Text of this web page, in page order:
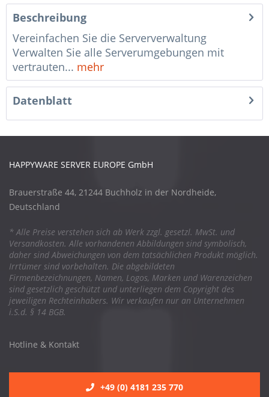
Beschreibung
Vereinfachen Sie die Serververwaltung
Verwalten Sie alle Serverumgebungen mit
vertrauten... mehr
Datenblatt
HAPPYWARE SERVER EUROPE GmbH
Brauerstraße 44, 21244 Buchholz in der Nordheide,
Deutschland
* Alle Preise verstehen sich ab Werk zzgl. gesetzl. MwSt. und
Versandkosten. Alle vorhandenen Abbildungen sind symbolisch,
daher sind Abweichungen von dem tatsächlichen Produkt möglich.
Irrtümer sind vorbehalten. Die abgebildeten
Firmenbezeichnungen, Namen, Logos, Marken und Warenzeichen
sind gesetzlich geschützt und unterliegen dem Copyright des
jeweiligen Rechteinhabers. Wir verkaufen nur an Unternehmen
i.S.d. § 14 BGB.
Hotline & Kontakt
+49 (0) 4181 235 770